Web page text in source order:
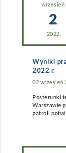
wrzesień
2
2022
Wyniki
2022 r.
02 wrzesień
Posterunki
Warszawie
patroli